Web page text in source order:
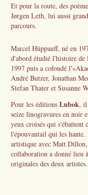
Et pour la route, des
Jørgen Leth, lui aussi
parcours.
Marcel Hüppauff, né en
d'abord étudié l'histoire
1997 puis a cofondé
André Butzer, Jonathan
Stefan Thater et Susanne
Pour les éditionsLubok, il
seize linogravures en noir
yeux croisés qui s'ébattent
l'épouvantail qui les
artistique avec Matt
collaboration a donné lieu
originales des deux artistes.